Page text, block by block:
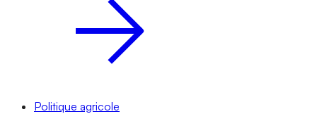
Politique agricole